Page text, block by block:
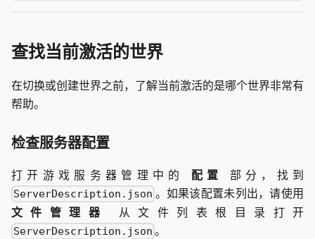
查找当前激活的世界
在切换或创建世界之前，了解当前激活的是哪个世界非常有
帮助。
检查服务器配置
打开游戏服务器管理中的 配置 部分，找到
ServerDescription.json 。如果该配置未列出，请使用
文件管理器
从文件列表根目录打开
ServerDescription.json 。